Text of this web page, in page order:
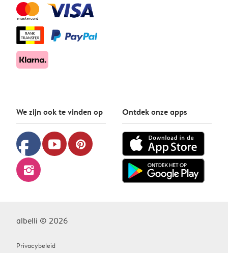
We zijn ook te vinden op
facebook youtube pinterest
instagram
Ontdek onze apps
albelli © 2026
Privacybeleid